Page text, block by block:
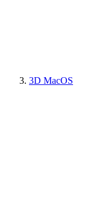
3D MacOS